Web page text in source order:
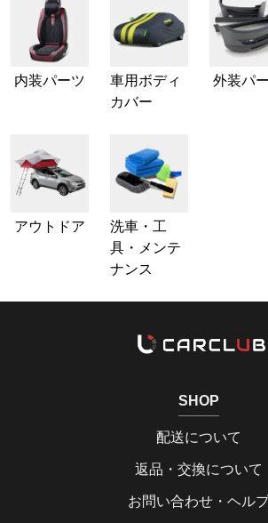
内装パーツ
車用ボディ
カバー
外装パ
アウトドア
洗車・工
具・メンテ
ナンス
SHOP
配送について
返品・交換について
お問い合わせ・ヘル